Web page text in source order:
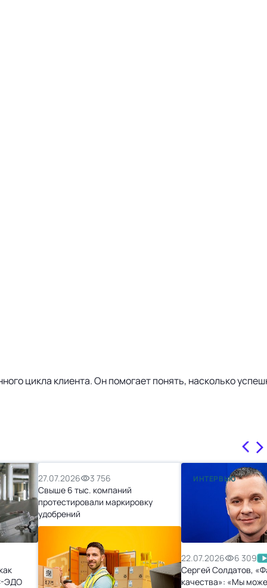
клиента. Он помогает понять, насколько
ЭДО
27.07.2026
3 756
Свыше 6 тыс. компаний
протестировали маркировку
удобрений
ИНТЕРВЬЮ
22.07.2026
6 309
Сергей Солдатов,
качества»: «Мы